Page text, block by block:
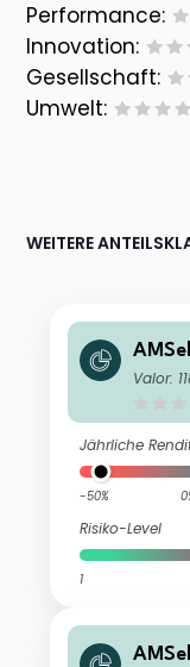
Performance:
Innovation:
Gesellschaft:
Umwelt:
WEITERE
Valor:
Jährliche
-50%
Risiko-Level
1